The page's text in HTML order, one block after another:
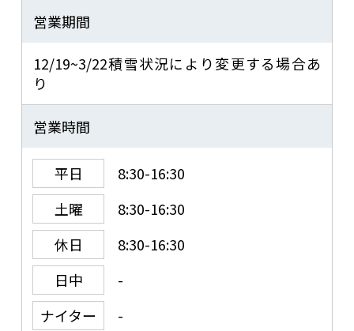
営業期間
12/19~3/22積雪状況により変更する場合あ
り
営業時間
平日
8:30-16:30
土曜
8:30-16:30
休日
8:30-16:30
日中
-
ナイター
-